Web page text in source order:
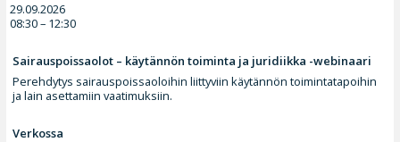
29.09.2026
08:30 – 12:30
Sairauspoissaolot – käytännön toiminta ja juridiikka -webinaari
Perehdytys sairauspoissaoloihin liittyviin käytännön toimintatapoihin
ja lain asettamiin vaatimuksiin.
Verkossa